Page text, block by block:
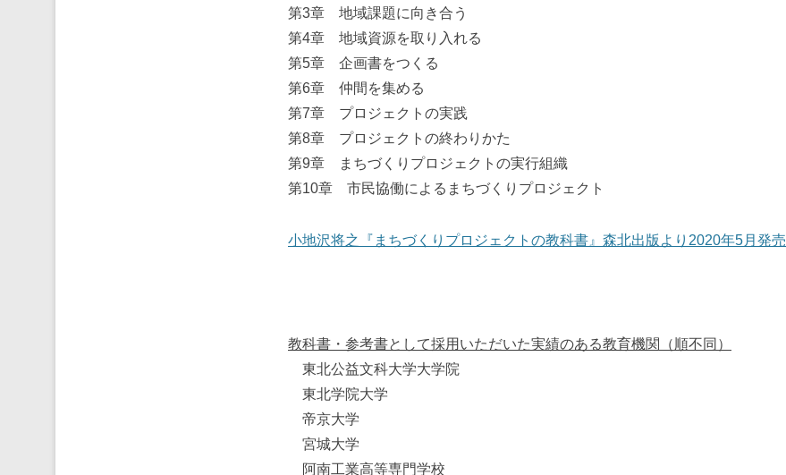
第3章 地域課題に向き合う
第4章 地域資源を取り入れる
第5章 企画書をつくる
第6章 仲間を集める
第7章 プロジェクトの実践
第8章 プロジェクトの終わりかた
第9章 まちづくりプロジェクトの実行組織
第10章 市民協働によるまちづくりプロジェクト
小地沢将之『まちづくりプロジェクトの教科書』森北出版より2020年5月発売
教科書・参考書として採用いただいた実績のある教育機関（順不同）
東北公益文科大学大学院
東北学院大学
帝京大学
宮城大学
阿南工業高等専門学校